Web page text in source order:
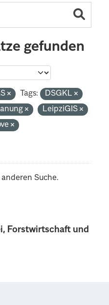
Forstwirtschaft und
gefunden
Tags:
DSGKL
LeipziGIS
Suche.